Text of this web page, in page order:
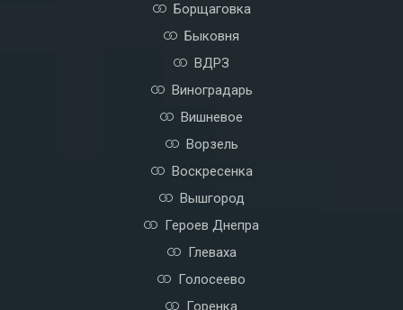
Борщаговка
Быковня
ВДРЗ
Виноградарь
Вишневое
Ворзель
Воскресенка
Вышгород
Героев Днепра
Глеваха
Голосеево
Горенка